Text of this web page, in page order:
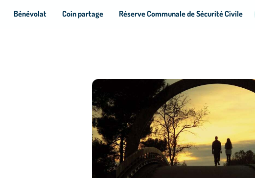
Bénévolat Coin partage Réserve Communale de Sécurité Civile